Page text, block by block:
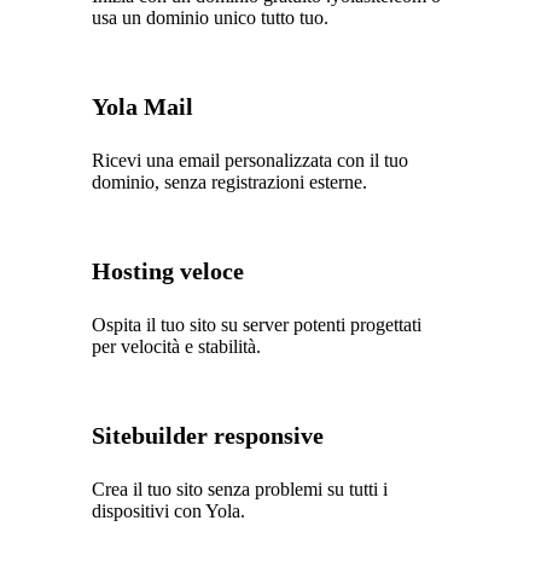
usa un dominio unico tutto tuo.
Yola Mail
Ricevi una email personalizzata con il tuo
dominio, senza registrazioni esterne.
Hosting veloce
Ospita il tuo sito su server potenti progettati
per velocità e stabilità.
Sitebuilder responsive
Crea il tuo sito senza problemi su tutti i
dispositivi con Yola.